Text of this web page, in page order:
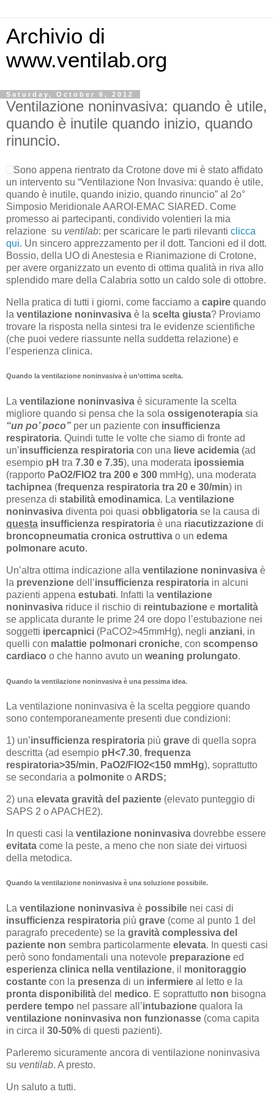
Archivio di
www.ventilab.org
Saturday, October 6, 2012
Ventilazione noninvasiva: quando è utile,
quando è inutile quando inizio, quando
rinuncio.
Sono appena rientrato da Crotone dove mi è stato affidato
un intervento su “Ventilazione Non Invasiva: quando è utile,
quando è inutile, quando inizio, quando rinuncio” al 2o°
Simposio Meridionale AAROI-EMAC SIARED. Come
promesso ai partecipanti, condivido volentieri la mia
relazione su ventilab: per scaricare le parti rilevanti clicca
qui. Un sincero apprezzamento per il dott. Tancioni ed il dott.
Bossio, della UO di Anestesia e Rianimazione di Crotone,
per avere organizzato un evento di ottima qualità in riva allo
splendido mare della Calabria sotto un caldo sole di ottobre.
Nella pratica di tutti i giorni, come facciamo a capire quando
la ventilazione noninvasiva è la scelta giusta? Proviamo
trovare la risposta nella sintesi tra le evidenze scientifiche
(che puoi vedere riassunte nella suddetta relazione) e
l’esperienza clinica.
Quando la ventilazione noninvasiva è un’ottima scelta.
La ventilazione noninvasiva è sicuramente la scelta
migliore quando si pensa che la sola ossigenoterapia sia
“un po’ poco” per un paziente con insufficienza
respiratoria. Quindi tutte le volte che siamo di fronte ad
un’insufficienza respiratoria con una lieve acidemia (ad
esempio pH tra 7.30 e 7.35), una moderata ipossiemia
(rapporto PaO2/FIO2 tra 200 e 300 mmHg), una moderata
tachipnea (frequenza respiratoria tra 20 e 30/min) in
presenza di stabilità emodinamica. La ventilazione
noninvasiva diventa poi quasi obbligatoria se la causa di
questa insufficienza respiratoria è una riacutizzazione di
broncopneumatia cronica ostruttiva o un edema
polmonare acuto.
Un’altra ottima indicazione alla ventilazione noninvasiva è
la prevenzione dell’insufficienza respiratoria in alcuni
pazienti appena estubati. Infatti la ventilazione
noninvasiva riduce il rischio di reintubazione e mortalità
se applicata durante le prime 24 ore dopo l’estubazione nei
soggetti ipercapnici (PaCO2>45mmHg), negli anziani, in
quelli con malattie polmonari croniche, con scompenso
cardiaco o che hanno avuto un weaning prolungato.
Quando la ventilazione noninvasiva è una pessima idea.
La ventilazione noninvasiva è la scelta peggiore quando
sono contemporaneamente presenti due condizioni:
1) un’insufficienza respiratoria più grave di quella sopra
descritta (ad esempio pH<7.30, frequenza
respiratoria>35/min, PaO2/FIO2<150 mmHg), soprattutto
se secondaria a polmonite o ARDS;
2) una elevata gravità del paziente (elevato punteggio di
SAPS 2 o APACHE2).
In questi casi la ventilazione noninvasiva dovrebbe essere
evitata come la peste, a meno che non siate dei virtuosi
della metodica.
Quando la ventilazione noninvasiva è una soluzione possibile.
La ventilazione noninvasiva è possibile nei casi di
insufficienza respiratoria più grave (come al punto 1 del
paragrafo precedente) se la gravità complessiva del
paziente non sembra particolarmente elevata. In questi casi
però sono fondamentali una notevole preparazione ed
esperienza clinica nella ventilazione, il monitoraggio
costante con la presenza di un infermiere al letto e la
pronta disponibilità del medico. E soprattutto non bisogna
perdere tempo nel passare all’intubazione qualora la
ventilazione noninvasiva non funzionasse (coma capita
in circa il 30-50% di questi pazienti).
Parleremo sicuramente ancora di ventilazione noninvasiva
su ventilab. A presto.
Un saluto a tutti.